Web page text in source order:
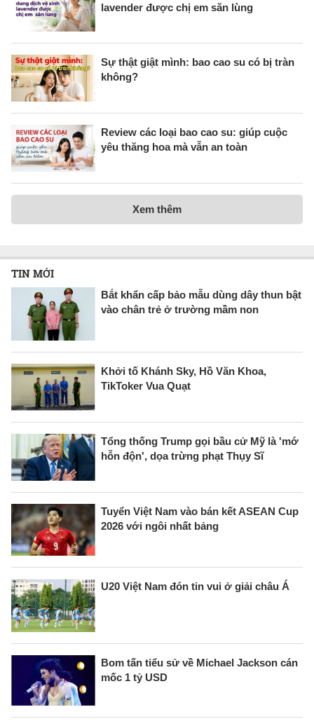
lavender được chị em săn lùng
Sự thật giật mình: bao cao su có bị tràn
không?
Review các loại bao cao su: giúp cuộc
yêu thăng hoa mà vẫn an toàn
Xem thêm
TIN MỚI
Bắt khẩn cấp bảo mẫu dùng dây thun bật
vào chân trẻ ở trường mầm non
Khởi tố Khánh Sky, Hồ Văn Khoa,
TikToker Vua Quạt
Tổng thống Trump gọi bầu cử Mỹ là 'mớ
hỗn độn', dọa trừng phạt Thụy Sĩ
Tuyển Việt Nam vào bán kết ASEAN Cup
2026 với ngôi nhất bảng
U20 Việt Nam đón tin vui ở giải châu Á
Bom tấn tiểu sử về Michael Jackson cán
mốc 1 tỷ USD